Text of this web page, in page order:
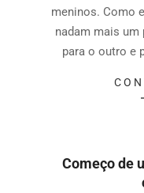
meninos. Como
nadam mais um
para o outro e
Começo de